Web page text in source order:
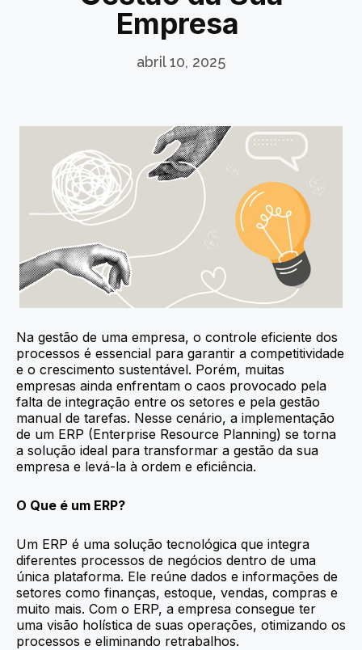
Empresa
abril 10, 2025
Na gestão de uma empresa, o controle eficiente dos
processos é essencial para garantir a competitividade
e o crescimento sustentável. Porém, muitas
empresas ainda enfrentam o caos provocado pela
falta de integração entre os setores e pela gestão
manual de tarefas. Nesse cenário, a implementação
de um ERP (Enterprise Resource Planning) se torna
a solução ideal para transformar a gestão da sua
empresa e levá-la à ordem e eficiência.
O Que é um ERP?
Um ERP é uma solução tecnológica que integra
diferentes processos de negócios dentro de uma
única plataforma. Ele reúne dados e informações de
setores como finanças, estoque, vendas, compras e
muito mais. Com o ERP, a empresa consegue ter
uma visão holística de suas operações, otimizando os
processos e eliminando retrabalhos.